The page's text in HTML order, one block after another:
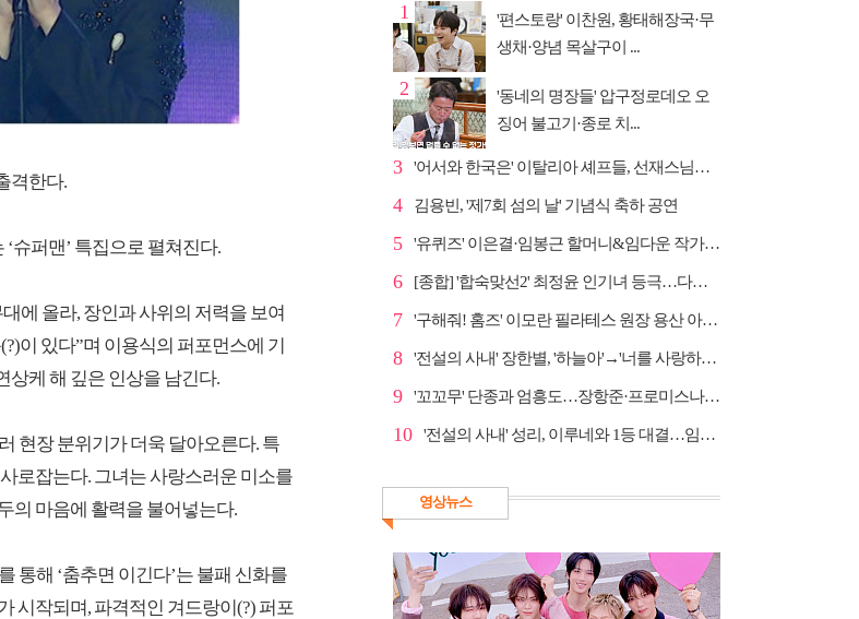
격한다.
슈퍼맨’ 특집으로 펼쳐진다.
에 올라, 장인과 사위의 저력을 보여
이 있다”며 이용식의 퍼포먼스에 기
상케 해 깊은 인상을 남긴다.
현장 분위기가 더욱 달아오른다. 특
로잡는다. 그녀는 사랑스러운 미소를
의 마음에 활력을 불어넣는다.
통해 ‘춤추면 이긴다’는 불패 신화를
시작되며, 파격적인 겨드랑이(?) 퍼포
1
'편스토랑' 이찬원, 황태해장국·무
생채·양념 목살구이 ...
2
'동네의 명장들' 압구정로데오 오
징어 불고기·종로 치...
3 '어서와 한국은' 이탈리아 셰프들, 선재스님→라연 차도...
4 김용빈, '제7회 섬의 날' 기념식 축하 공연
5 '유퀴즈' 이은결·임봉근 할머니&임다운 작가·이승철, '...
6 [종합] '합숙맞선2' 최정윤 인기녀 등극…다음주 마지막...
7 '구해줘! 홈즈' 이모란 필라테스 원장 용산 아파트 방...
8 '전설의 사내' 장한별, '하늘아'→'너를 사랑하고도' 명...
9 '꼬꼬무' 단종과 엄흥도…장항준·프로미스나인 이채영·...
10 '전설의 사내' 성리, 이루네와 1등 대결…임영웅 '보금...
영상뉴스